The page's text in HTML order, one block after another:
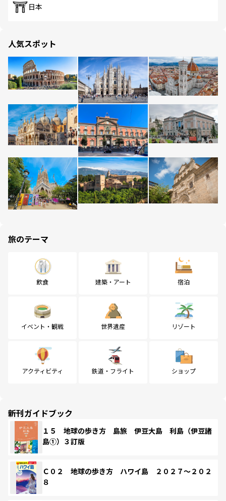
日本
人気スポット
旅のテーマ
飲食 建築・アート 宿泊
イベント・観戦 世界遺産 リゾート
アクティビティ 鉄道・フライト ショップ
新刊ガイドブック
１５ 地球の歩き方 島旅 伊豆大島 利島（伊豆諸
島①）３訂版
Ｃ０２ 地球の歩き方 ハワイ島 ２０２７～２０２
８